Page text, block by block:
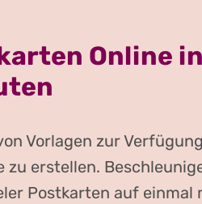
Online in
Vorlagen zur
erstellen.
Postkarten auf einmal